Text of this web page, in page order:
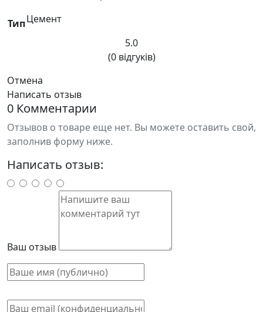
ТипЦемент
5.0
(0 відгуків)
Отмена
Написать отзыв
0 Комментарии
Отзывов о товаре еще нет. Вы можете оставить свой,
заполнив форму ниже.
Написать отзыв:
Ваш отзыв